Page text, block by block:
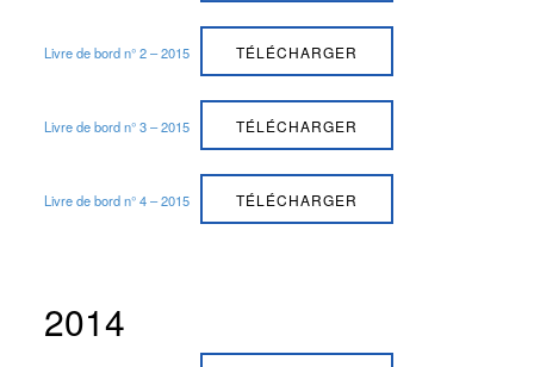
Livre de bord n° 2 – 2015 TÉLÉCHARGER
Livre de bord n° 3 – 2015 TÉLÉCHARGER
Livre de bord n° 4 – 2015 TÉLÉCHARGER
2014